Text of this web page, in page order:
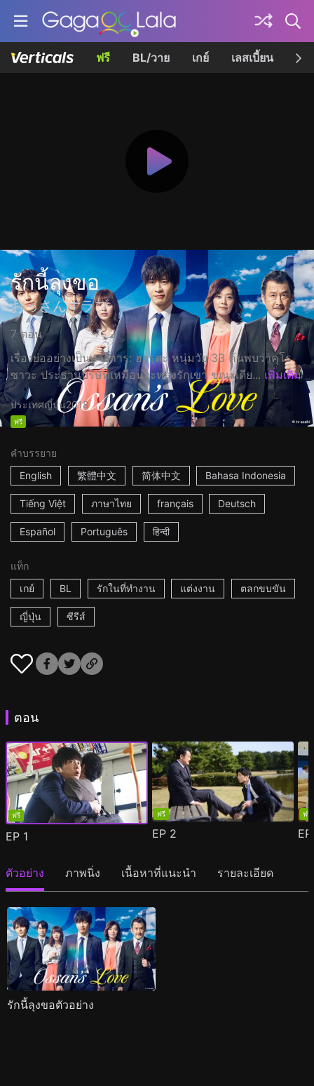
ฟรี BL/วาย เกย์ เลสเบี้ยน เค
รักนี้ลุงขอ
おっさんずラブ
7 ตอน
เรื่องย่ออย่างเป็นทางการ: ฮารุตะ หนุ่มวัย 33 ค้นพบว่าคุโร
ซาวะ ประธานบริษัทเหมือนจะหลงรักเขา ขณะเดีย... เพิ่มเติม
ประเทศญี่ปุ่น2018
ฟรี
คำบรรยาย
English
繁體中文 简体中文 Bahasa Indonesia
Tiếng Việt ภาษาไทย français Deutsch
Español Português हिन्दी
แท็ก
เกย์
BL รักในที่ทำงาน แต่งงาน ตลกขบขัน
ญี่ปุ่น ซีรีส์
ตอน
ฟรี
EP 1
ฟรี
EP 2
ฟรี
ตัวอย่าง ภาพนิ่ง เนื้อหาที่แนะนำ รายละเอียด
รักนี้ลุงขอตัวอย่าง